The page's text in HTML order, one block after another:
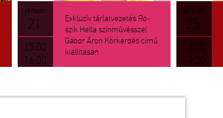
ja­nu­ár
21.
15.00
16.00
Exk­lu­zív tár­lat­ve­ze­tés Ro­
szik Hella szín­mű­vésszel
Gábor Áron Kör­kér­dés című
ki­ál­lí­tá­sán
ja­nu­ár
25.
18.00
19.00